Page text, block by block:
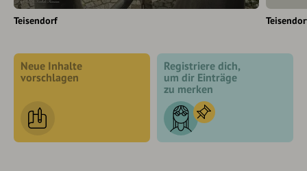
Teisendorf
Neue Inhalte
vorschlagen
Registriere dich,
um dir Einträge
zu merken